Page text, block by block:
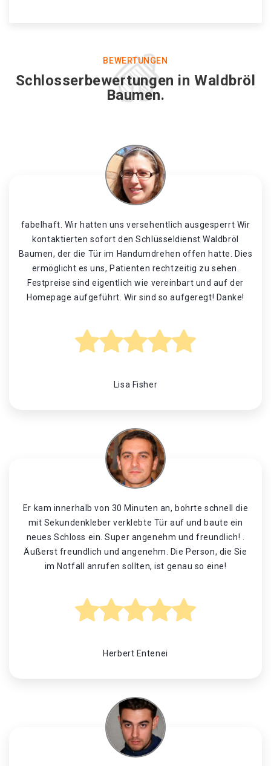
BEWERTUNGEN
Schlosserbewertungen in Waldbröl
Baumen.
fabelhaft. Wir hatten uns versehentlich ausgesperrt Wir
kontaktierten sofort den Schlüsseldienst Waldbröl
Baumen, der die Tür im Handumdrehen offen hatte. Dies
ermöglicht es uns, Patienten rechtzeitig zu sehen.
Festpreise sind eigentlich wie vereinbart und auf der
Homepage aufgeführt. Wir sind so aufgeregt! Danke!
Lisa Fisher
Er kam innerhalb von 30 Minuten an, bohrte schnell die
mit Sekundenkleber verklebte Tür auf und baute ein
neues Schloss ein. Super angenehm und freundlich! .
Äußerst freundlich und angenehm. Die Person, die Sie
im Notfall anrufen sollten, ist genau so eine!
Herbert Entenei